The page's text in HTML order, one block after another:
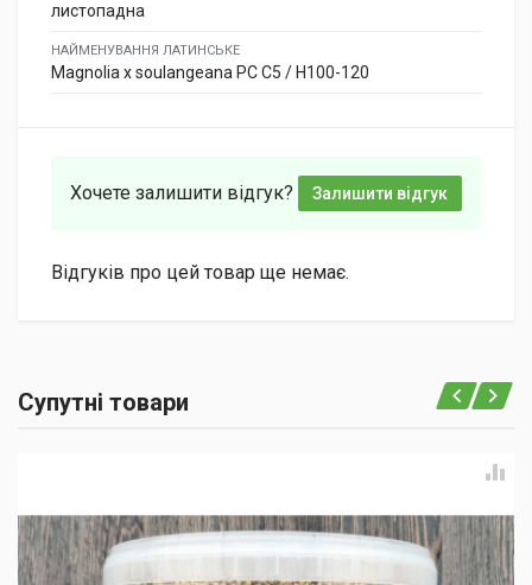
листопадна
НАЙМЕНУВАННЯ ЛАТИНСЬКЕ
Magnolia x soulangeana PC C5 / H100-120
Хочете залишити відгук? Залишити відгук
Відгуків про цей товар ще немає.
Супутні товари